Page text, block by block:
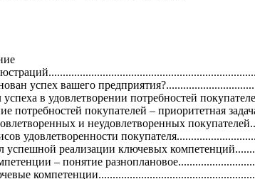
успех вашего
в удовлетворении потребностей
потребностей покупателей – приоритетная
и неудовлетворенных
удовлетворенности
реализации ключевых
– понятие